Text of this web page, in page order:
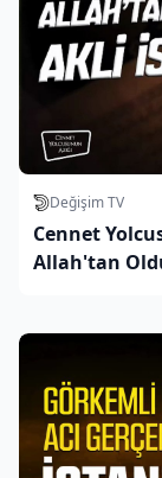
Değişim TV
Cennet
Allah'tan